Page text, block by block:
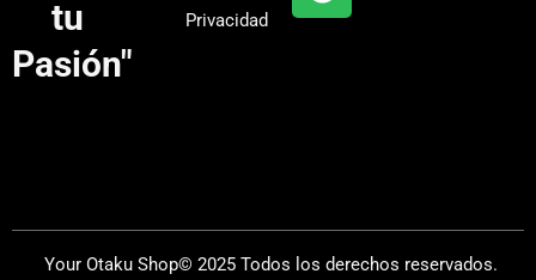
tu
Pasión"
Privacidad
Your Otaku Shop© 2025 Todos los derechos reservados.